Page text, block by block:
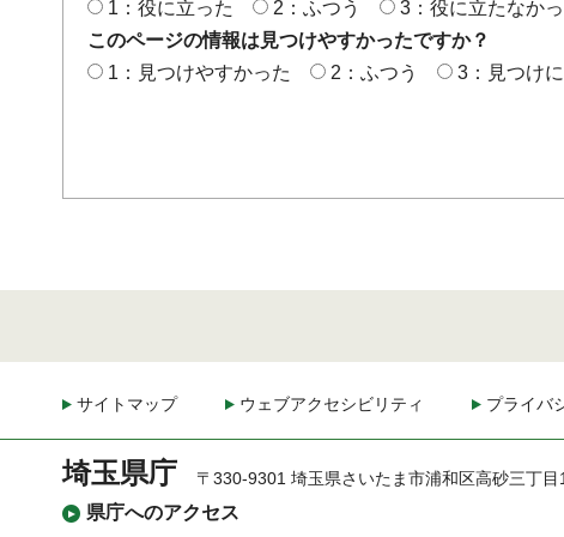
1：役に立った
2：ふつう
3：役に立たなか
このページの情報は見つけやすかったですか？
1：見つけやすかった
2：ふつう 3：見つけ
サイトマップ ウェブアクセシビリティ プライバ
埼玉県庁
県庁へのアクセス
〒330-9301 埼玉県さいたま市浦和区高砂三丁目